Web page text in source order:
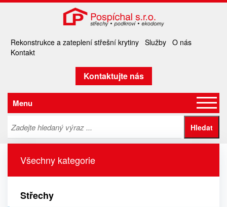
Rekonstrukce a zateplení střešní krytiny Služby O nás
Kontakt
Kontaktujte nás
Menu
Všechny kategorie
Střechy